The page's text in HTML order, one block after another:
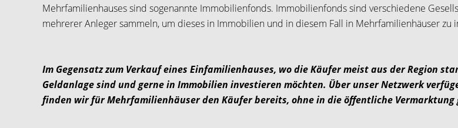
Mehrfamilienhauses sind sogenannte Immobilienfonds. Immobilienfonds sind verschiedene
mehrerer Anleger sammeln, um dieses in Immobilien und in diesem Fall in Mehrfamilienhäuser zu
Im Gegensatz zum Verkauf eines Einfamilienhauses, wo die Käufer meist aus der Region
Geldanlage sind und gerne in Immobilien investieren möchten. Über unser Netzwerk
finden wir für Mehrfamilienhäuser den Käufer bereits, ohne in die öffentliche Vermarktung